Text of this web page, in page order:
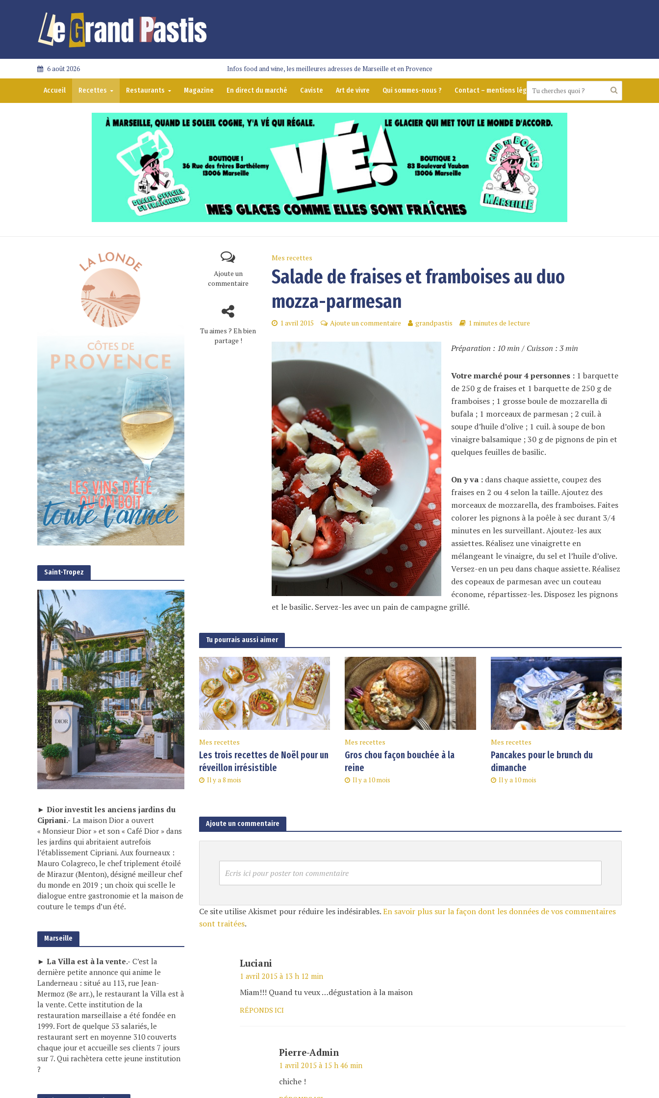
6 août 2026 Infos food and wine, les meilleures adresses de Marseille et en Provence
Accueil Recettes Restaurants Magazine En direct du marché Caviste Art de vivre Qui sommes-nous ? Contact – mentions légales
Saint-Tropez
► Dior investit les anciens jardins du
Cipriani.- La maison Dior a ouvert
« Monsieur Dior » et son « Café Dior » dans
les jardins qui abritaient autrefois
l’établissement Cipriani. Aux fourneaux :
Mauro Colagreco, le chef triplement étoilé
de Mirazur (Menton), désigné meilleur chef
du monde en 2019 ; un choix qui scelle le
dialogue entre gastronomie et la maison de
couture le temps d’un été.
Marseille
► La Villa est à la vente.- C’est la
dernière petite annonce qui anime le
Landerneau : situé au 113, rue Jean-
Mermoz (8e arr.), le restaurant la Villa est à
la vente. Cette institution de la
restauration marseillaise a été fondée en
1999. Fort de quelque 53 salariés, le
restaurant sert en moyenne 310 couverts
chaque jour et accueille ses clients 7 jours
sur 7. Qui rachètera cette jeune institution
?
Ajoute un
commentaire
Tu aimes ? Eh bien
partage !
Mes recettes
Salade de fraises et framboises au duo
mozza-parmesan
1 avril 2015 Ajoute un commentaire grandpastis 1 minutes de lecture
Préparation : 10 min / Cuisson : 3 min
Votre marché pour 4 personnes : 1 barquette
de 250 g de fraises et 1 barquette de 250 g de
framboises ; 1 grosse boule de mozzarella di
bufala ; 1 morceaux de parmesan ; 2 cuil. à
soupe d’huile d’olive ; 1 cuil. à soupe de bon
vinaigre balsamique ; 30 g de pignons de pin et
quelques feuilles de basilic.
On y va : dans chaque assiette, coupez des
fraises en 2 ou 4 selon la taille. Ajoutez des
morceaux de mozzarella, des framboises. Faites
colorer les pignons à la poêle à sec durant 3/4
minutes en les surveillant. Ajoutez-les aux
assiettes. Réalisez une vinaigrette en
mélangeant le vinaigre, du sel et l’huile d’olive.
Versez-en un peu dans chaque assiette. Réalisez
des copeaux de parmesan avec un couteau
économe, répartissez-les. Disposez les pignons
et le basilic. Servez-les avec un pain de campagne grillé.
Tu pourrais aussi aimer
Mes recettes
Les trois recettes de Noël pour un
réveillon irrésistible
Il y a 8 mois
Mes recettes
Gros chou façon bouchée à la
reine
Il y a 10 mois
Mes recettes
Pancakes pour le brunch du
dimanche
Il y a 10 mois
Ajoute un commentaire
Ecris ici pour poster ton commentaire
Ce site utilise Akismet pour réduire les indésirables.En savoir plus sur la façon dont les données de vos commentaires
sont traitées.
Luciani
1 avril 2015 à 13 h 12 min
Miam!!! Quand tu veux …dégustation à la maison
RÉPONDS ICI
Pierre-Admin
1 avril 2015 à 15 h 46 min
chiche !